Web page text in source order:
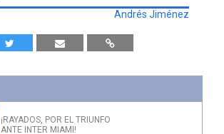
Andrés Jiménez
¡RAYADOS, POR EL TRIUNFO
ANTE INTER MIAMI!